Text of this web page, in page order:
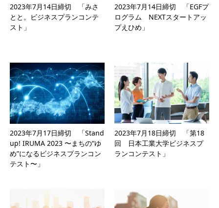
2023年7月14日締切 「みさ
とと。ビジネスプランコンテ
スト」
2023年7月14日締切 「EGFプ
ログラム NEXTスタートアッ
プえひめ」
2023年7月17日締切 「Stand
up! IRUMA 2023 〜まちの“ゆ
め”になるビジネスプランコン
テスト〜」
2023年7月18日締切 「第18
回 日本工業大学ビジネスプ
ランコンテスト」